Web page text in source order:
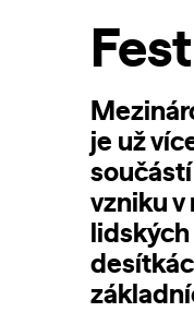
je už
vzniku